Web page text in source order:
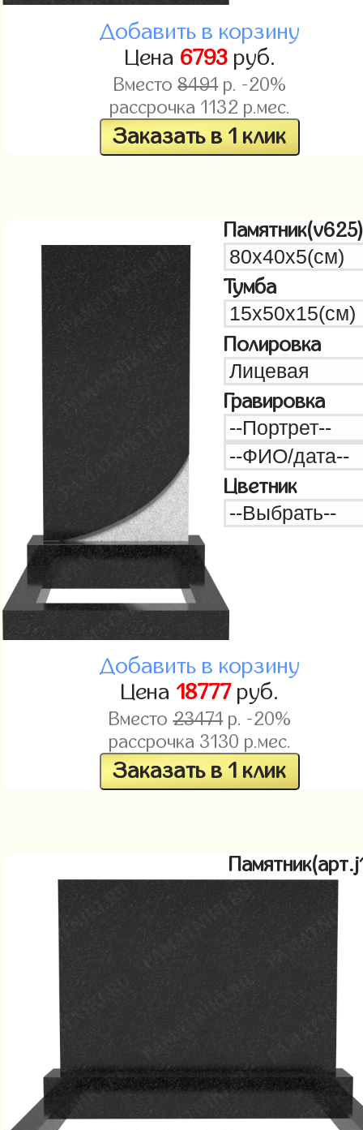
Добавить в корзину
Цена 6793руб.
Вместо8491р. -20%
рассрочка 1132 р.мес.
Заказать в 1 клик
Памятник(v625)
Тумба
Полировка
Гравировка
Цветник
Добавить в корзину
Цена 18777руб.
Вместо23471р. -20%
рассрочка 3130 р.мес.
Заказать в 1 клик